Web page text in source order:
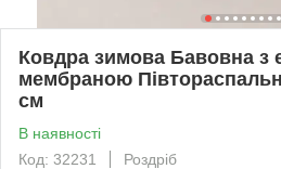
Ковдра зимова Бавовна з
мембраною
см
В наявності
Код: 32231
Роздріб